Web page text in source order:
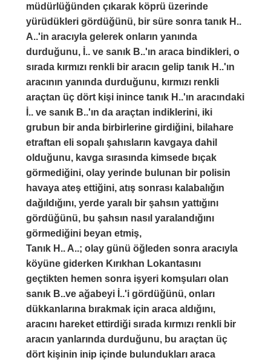
müdürlüğünden çıkarak köprü üzerinde
yürüdükleri gördüğünü, bir süre sonra tanık H..
A..'in aracıyla gelerek onların yanında
durduğunu, İ.. ve sanık B..'ın araca bindikleri, o
sırada kırmızı renkli bir aracın gelip tanık H..'ın
aracının yanında durduğunu, kırmızı renkli
araçtan üç dört kişi inince tanık H..'ın aracındaki
İ.. ve sanık B..'ın da araçtan indiklerini, iki
grubun bir anda birbirlerine girdiğini, bilahare
etraftan eli sopalı şahısların kavgaya dahil
olduğunu, kavga sırasında kimsede bıçak
görmediğini, olay yerinde bulunan bir polisin
havaya ateş ettiğini, atış sonrası kalabalığın
dağıldığını, yerde yaralı bir şahsın yattığını
gördüğünü, bu şahsın nasıl yaralandığını
görmediğini beyan etmiş,
Tanık H.. A..; olay günü öğleden sonra aracıyla
köyüne giderken Kırıkhan Lokantasını
geçtikten hemen sonra işyeri komşuları olan
sanık B..ve ağabeyi İ..'i gördüğünü, onları
dükkanlarına bırakmak için araca aldığını,
aracını hareket ettirdiği sırada kırmızı renkli bir
aracın yanlarında durduğunu, bu araçtan üç
dört kişinin inip içinde bulundukları araca